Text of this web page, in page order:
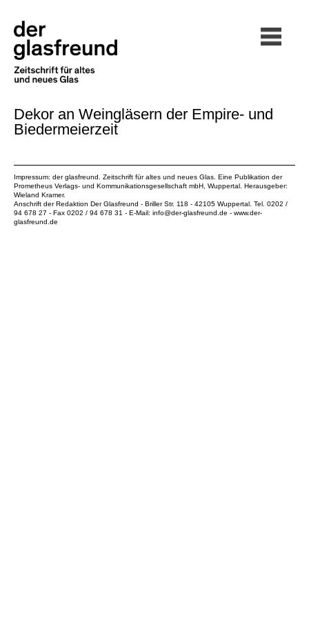
Dekor an Weingläsern der Empire- und
Biedermeierzeit
Impressum: der glasfreund. Zeitschrift für altes und neues Glas. Eine Publikation der
Prometheus Verlags- und Kommunikationsgesellschaft mbH , Wuppertal. Herausgeber:
Wieland Kramer.
Anschrift der Redaktion Der Glasfreund - Briller Str. 118 - 42105 Wuppertal. Tel. 0202 /
94 678 27 - Fax 0202 / 94 678 31 - E-Mail: info@der-glasfreund.de - www.der-
glasfreund.de